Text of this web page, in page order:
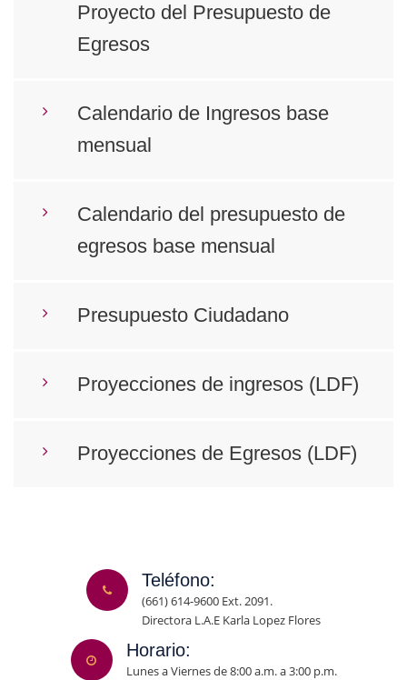
Proyecto del Presupuesto de
Egresos
Calendario de Ingresos base
mensual
Calendario del presupuesto de
egresos base mensual
Presupuesto Ciudadano
Proyecciones de ingresos (LDF)
Proyecciones de Egresos (LDF)
Teléfono:
(661) 614-9600 Ext. 2091.
Directora L.A.E Karla Lopez Flores
Horario:
Lunes a Viernes de 8:00 a.m. a 3:00 p.m.